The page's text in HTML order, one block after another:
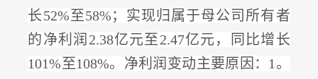
长52%至58%；实现归属于母公司所有者
的净利润2.38亿元至2.47亿元，
同比增长
101%至108%。净利润变动主要原因： 1。